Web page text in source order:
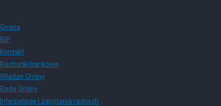
Gmina
BIP
Kontakt
Rachunki bankowe
Władze Gminy
Rada Gminy
Interpelacje i zapytania radnych